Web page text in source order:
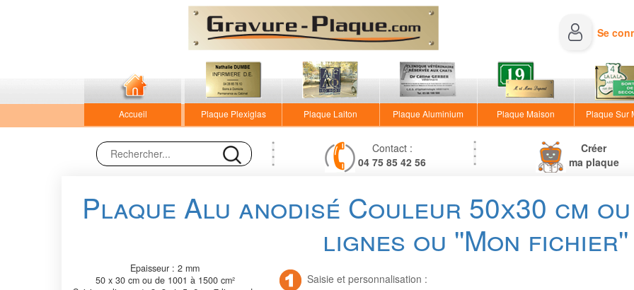
Se
Accueil Plaque Plexiglas Plaque Laiton Plaque Aluminium Plaque Maison Plaque Sur
Contact :
04 75 85 42 56
Créer
ma plaque
Plaque Alu anodisé Couleur 50x30 cm ou
lignes ou ''Mon fichier''
Epaisseur : 2 mm
50 x 30 cm ou de 1001 à 1500 cm²
Saisie et personnalisation :